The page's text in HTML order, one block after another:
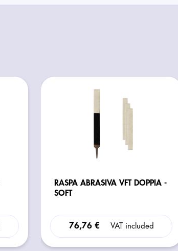
RASPA ABRASIVA VFT DOPPIA -
SOFT
76,76 € VAT included